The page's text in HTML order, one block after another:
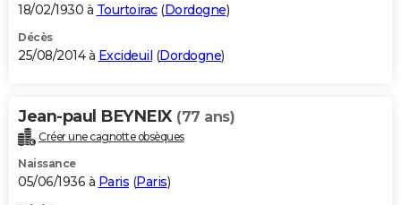
18/02/1930 à Tourtoirac(Dordogne)
Décès
25/08/2014 à Excideuil (Dordogne)
Jean-paul BEYNEIX (77 ans)
Créer une cagnotte obsèques
Naissance
05/06/1936 à Paris (Paris)